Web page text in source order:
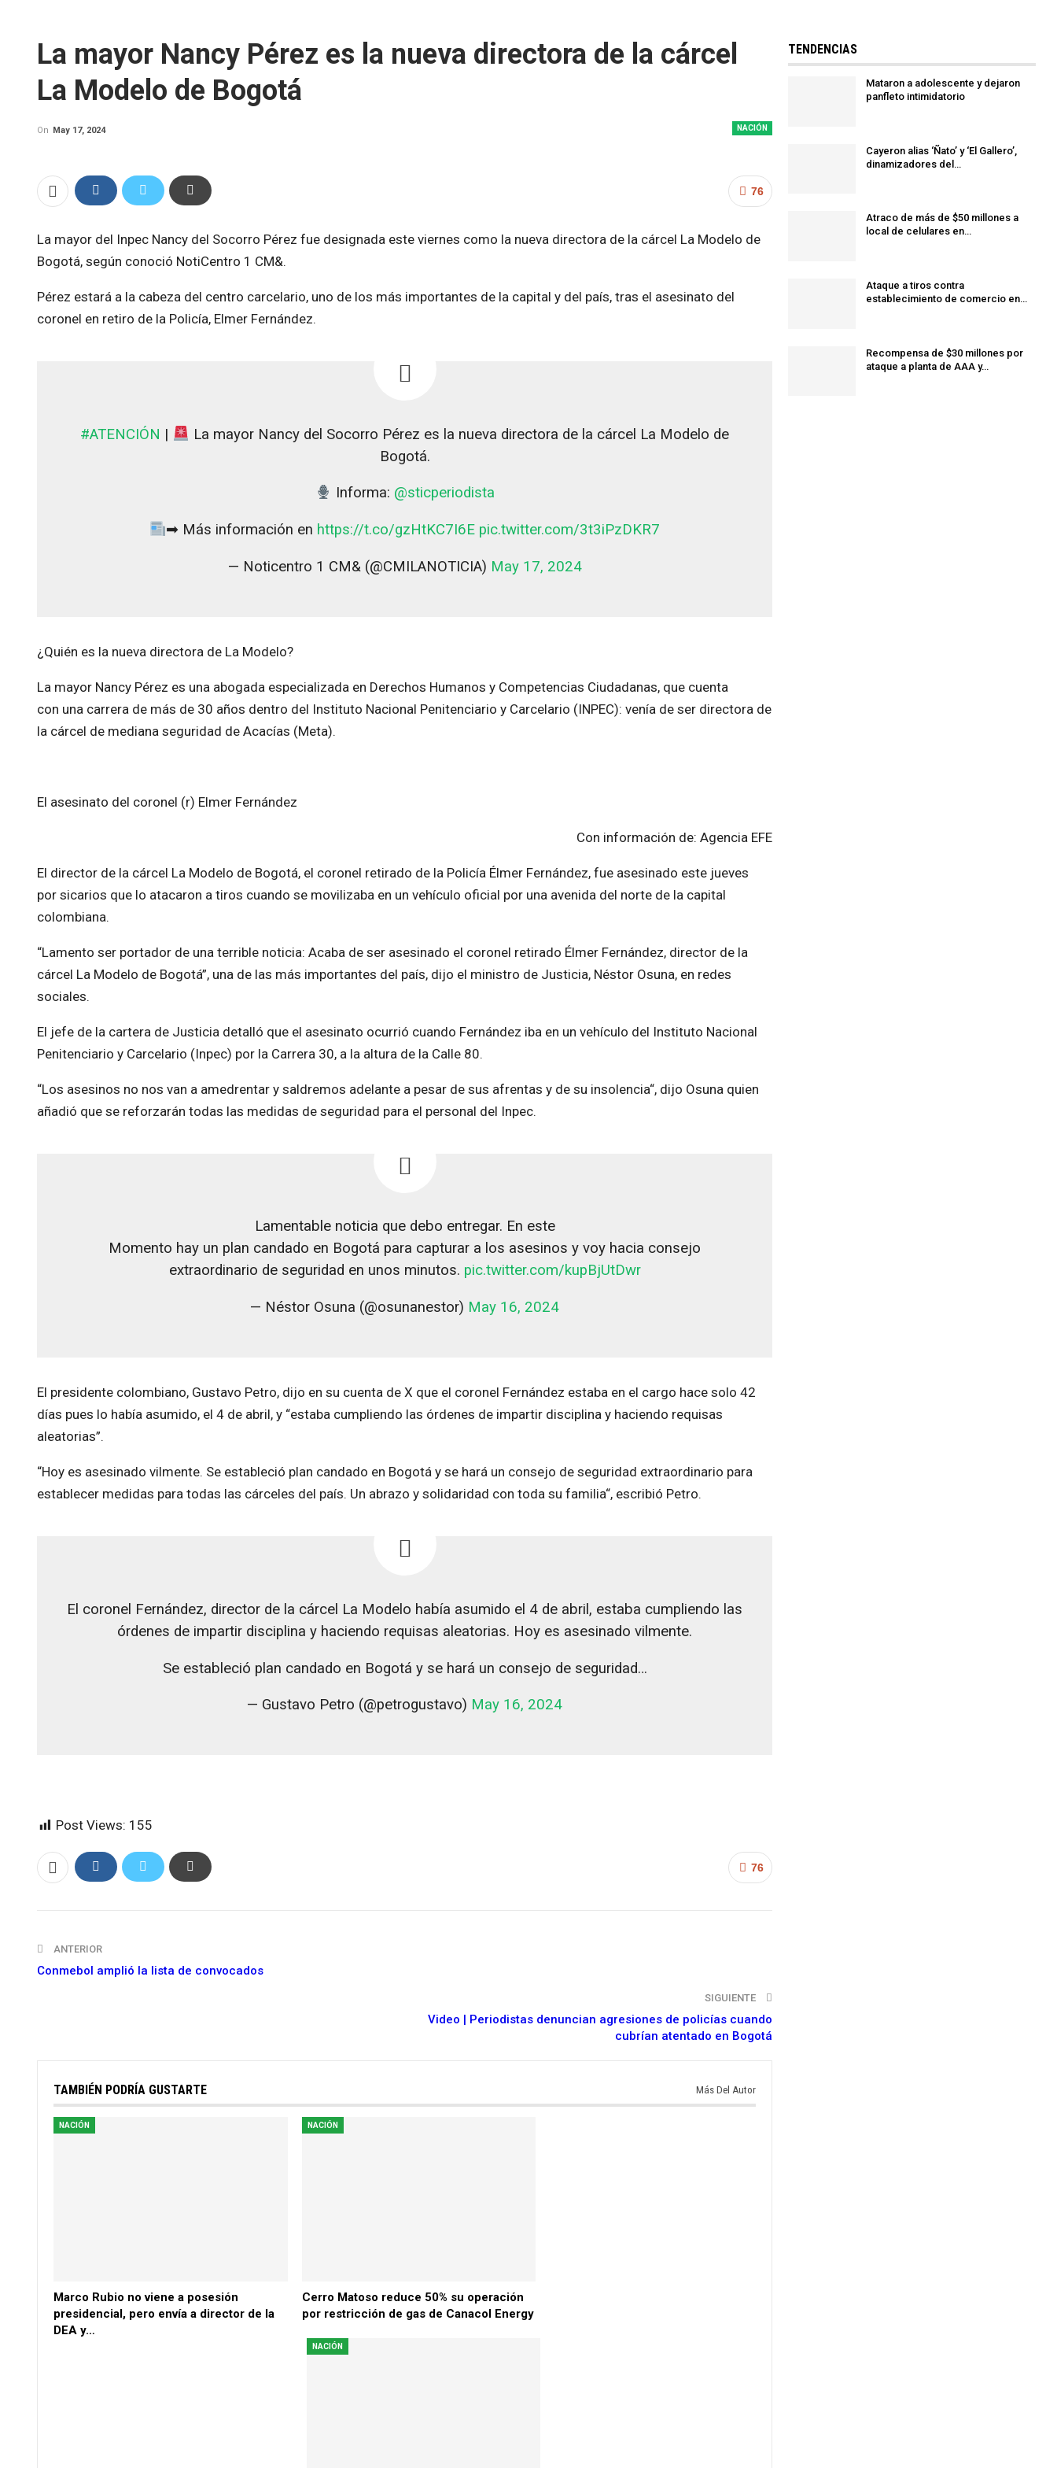
La mayor Nancy Pérez es la nueva directora de la cárcel
La Modelo de Bogotá
NACIÓN
On May 17, 2024
76
La mayor del Inpec Nancy del Socorro Pérez fue designada este viernes como la nueva directora de la cárcel La Modelo de
Bogotá, según conoció NotiCentro 1 CM&.
Pérez estará a la cabeza del centro carcelario, uno de los más importantes de la capital y del país, tras el asesinato del
coronel en retiro de la Policía, Elmer Fernández.
#ATENCIÓN |
La mayor Nancy del Socorro Pérez es la nueva directora de la cárcel La Modelo de
Bogotá.
Informa: @sticperiodista
➡ Más información en https://t.co/gzHtKC7I6E pic.twitter.com/3t3iPzDKR7
— Noticentro 1 CM& (@CMILANOTICIA) May 17, 2024
¿Quién es la nueva directora de La Modelo?
La mayor Nancy Pérez es una abogada especializada en Derechos Humanos y Competencias Ciudadanas, que cuenta
con una carrera de más de 30 años dentro del Instituto Nacional Penitenciario y Carcelario (INPEC): venía de ser directora de
la cárcel de mediana seguridad de Acacías (Meta).
El asesinato del coronel (r) Elmer Fernández
Con información de: Agencia EFE
El director de la cárcel La Modelo de Bogotá, el coronel retirado de la Policía Élmer Fernández, fue asesinado este jueves
por sicarios que lo atacaron a tiros cuando se movilizaba en un vehículo oficial por una avenida del norte de la capital
colombiana.
“Lamento ser portador de una terrible noticia: Acaba de ser asesinado el coronel retirado Élmer Fernández, director de la
cárcel La Modelo de Bogotá”, una de las más importantes del país, dijo el ministro de Justicia, Néstor Osuna, en redes
sociales.
El jefe de la cartera de Justicia detalló que el asesinato ocurrió cuando Fernández iba en un vehículo del Instituto Nacional
Penitenciario y Carcelario (Inpec) por la Carrera 30, a la altura de la Calle 80.
“Los asesinos no nos van a amedrentar y saldremos adelante a pesar de sus afrentas y de su insolencia“, dijo Osuna quien
añadió que se reforzarán todas las medidas de seguridad para el personal del Inpec.
Lamentable noticia que debo entregar. En este
Momento hay un plan candado en Bogotá para capturar a los asesinos y voy hacia consejo
extraordinario de seguridad en unos minutos. pic.twitter.com/kupBjUtDwr
— Néstor Osuna (@osunanestor) May 16, 2024
El presidente colombiano, Gustavo Petro, dijo en su cuenta de X que el coronel Fernández estaba en el cargo hace solo 42
días pues lo había asumido, el 4 de abril, y “estaba cumpliendo las órdenes de impartir disciplina y haciendo requisas
aleatorias”.
“Hoy es asesinado vilmente. Se estableció plan candado en Bogotá y se hará un consejo de seguridad extraordinario para
establecer medidas para todas las cárceles del país. Un abrazo y solidaridad con toda su familia“, escribió Petro.
El coronel Fernández, director de la cárcel La Modelo había asumido el 4 de abril, estaba cumpliendo las
órdenes de impartir disciplina y haciendo requisas aleatorias. Hoy es asesinado vilmente.
Se estableció plan candado en Bogotá y se hará un consejo de seguridad…
— Gustavo Petro (@petrogustavo) May 16, 2024
Post Views: 155
76
ANTERIOR
Conmebol amplió la lista de convocados
SIGUIENTE
Video | Periodistas denuncian agresiones de policías cuando
cubrían atentado en Bogotá
TAMBIÉN PODRÍA GUSTARTE Más Del Autor
NACIÓN
Marco Rubio no viene a posesión
presidencial, pero envía a director de la
DEA y…
NACIÓN
Cerro Matoso reduce 50% su operación
por restricción de gas de Canacol Energy
NACIÓN
TENDENCIAS
Mataron a adolescente y dejaron
panfleto intimidatorio
Cayeron alias ‘Ñato’ y ‘El Gallero’,
dinamizadores del…
Atraco de más de $50 millones a
local de celulares en…
Ataque a tiros contra
establecimiento de comercio en…
Recompensa de $30 millones por
ataque a planta de AAA y…